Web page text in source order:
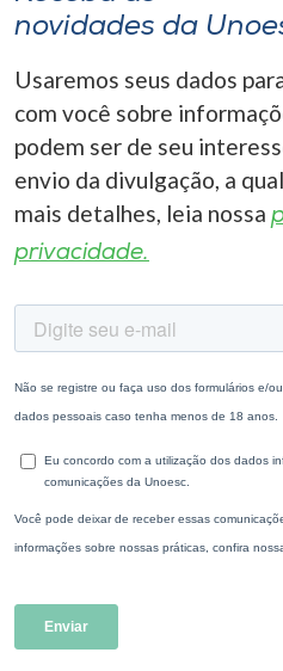
novidades da
Usaremos seus dados
com você sobre
podem ser de seu
envio da divulgação, a
mais detalhes, leia nossa
privacidade.